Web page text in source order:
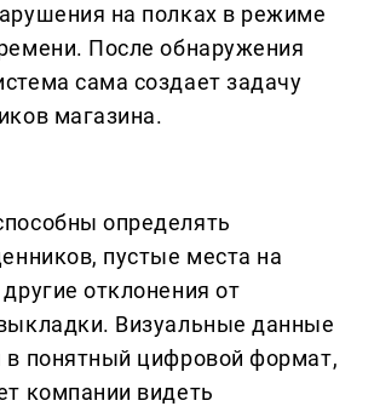
на полках в режиме
После обнаружения
сама создает задачу
магазина.
определять
пустые места на
отклонения от
Визуальные данные
в понятный цифровой формат,
компании видеть